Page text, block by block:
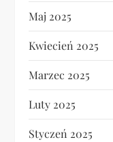
Maj 2025
Kwiecień 2025
Marzec 2025
Luty 2025
Styczeń 2025